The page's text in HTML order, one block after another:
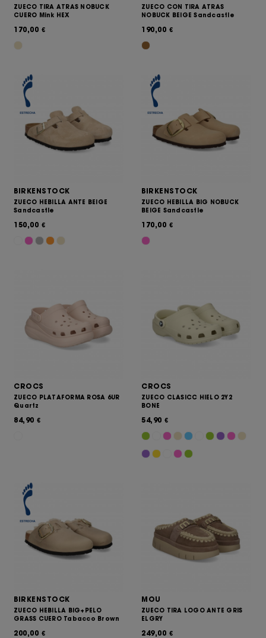
ZUECO TIRA ATRAS NOBUCK
CUERO Mink HEX
170,00 €
ZUECO CON TIRA ATRAS
NOBUCK BEIGE Sandcastle
190,00 €
BIRKENSTOCK
ZUECO HEBILLA ANTE BEIGE
Sandcastle
150,00 €
BIRKENSTOCK
ZUECO HEBILLA BIG NOBUCK
BEIGE Sandcastle
170,00 €
CROCS
ZUECO PLATAFORMA ROSA 6UR
Quartz
84,90 €
CROCS
ZUECO CLASICC HIELO 2Y2
BONE
54,90 €
BIRKENSTOCK
ZUECO HEBILLA BIG+PELO
GRASS CUERO Tabacco Brown
200,00 €
MOU
ZUECO TIRA LOGO ANTE GRIS
ELGRY
249,00 €